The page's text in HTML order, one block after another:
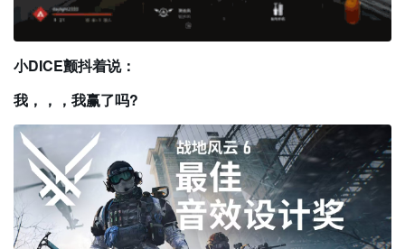
小DICE颤抖着说：
我，，，我赢了吗?